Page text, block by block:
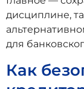
дисциплине,
для
Как